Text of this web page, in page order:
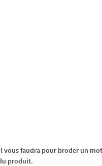
vous faudra pour broder un
produit.